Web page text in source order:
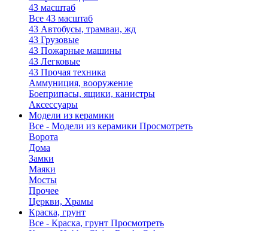
43 масштаб
Все 43 масштаб
43 Автобусы, трамваи, жд
43 Грузовые
43 Пожарные машины
43 Легковые
43 Прочая техника
Аммуниция, вооружение
Боеприпасы, ящики, канистры
Аксессуары
Модели из керамики
Все - Модели из керамики Просмотреть
Ворота
Дома
Замки
Маяки
Мосты
Прочее
Церкви, Храмы
Краска, грунт
Все - Краска, грунт Просмотреть